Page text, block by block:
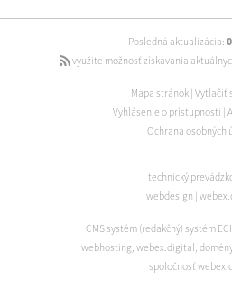
Posledná aktualizácia:
využite možnosť získavania
Mapa stránok Vytlačiť
Vyhlásenie o prístupnosti
Ochrana osobných
technický
webdesign
CMS systém (redakčný) systém
webhosting, webex.digital ,
spoločnosť